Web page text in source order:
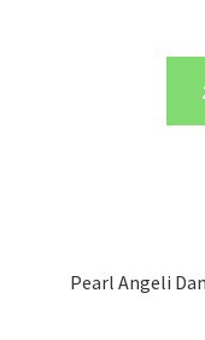
Pearl Angeli